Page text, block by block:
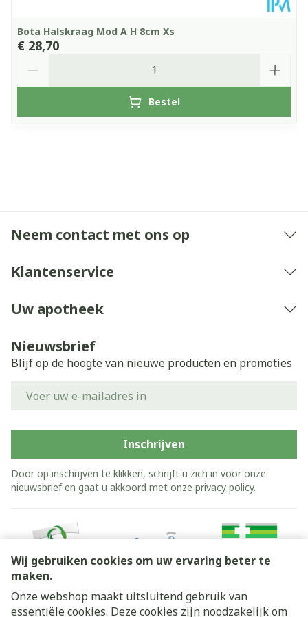
Wij gebruiken cookies om uw ervaring beter te
maken.
Onze webshop maakt uitsluitend gebruik van
essentiële cookies. Deze cookies zijn noodzakelijk om
Bota Halskraag Mod A H 8cm Xs
€ 28,70
Bestel
Neem contact met ons op
Klantenservice
Uw apotheek
Nieuwsbrief
Blijf op de hoogte van nieuwe producten en promoties
Inschrijven
Door op inschrijven te klikken, schrijft u zich in voor onze
nieuwsbrief en gaat u akkoord met onze privacy policy.